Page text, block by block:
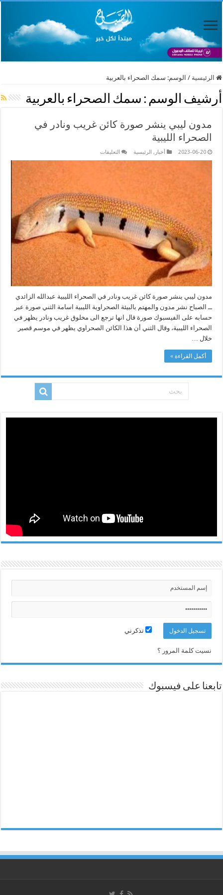
الرئيسية / الوسم: سمك الصحراء بالعربية
أرشيف الوسم : سمك الصحراء بالعربية
مدون ليبي ينشر صورة كائن غريب ونادر في
الصحراء الليبية
2023-06-20 أخبار , الرئيسية التعليقات
ونادر
في
الصحراء
الليبية
مغلقة
مدون ليبي ينشر صورة كائن غريب ونادر في الصحراء الليبية عبدالله الزائدي
ــ الصباح نشر مدون والمهتم بالبيئة الصحراوية الليبية اسامة الثني صورة عبر
حسابه على الفيسبوك صورة قال انها ترجع الى مخلوق غريب ونادر يظهر في
الصحراء الليبية، وقال الثني أن هذا الكائن الصحراوي يظهر في موسم قصير
خلال …
أكمل القراءة »
تذكرني
نسيت كلمة المرور ؟
تابعنا على فيسبوك